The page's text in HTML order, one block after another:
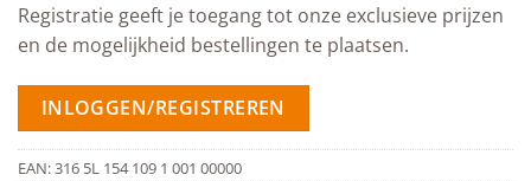
Registratie geeft je toegang tot onze exclusieve prijzen
en de mogelijkheid bestellingen te plaatsen.
INLOGGEN/REGISTREREN
EAN:316 5L 154 109 1 001 00000